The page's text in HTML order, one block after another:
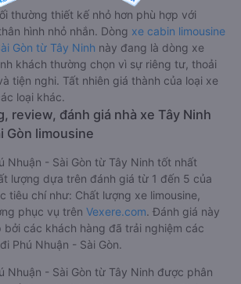
thường thiết kế nhỏ hơn phù hợp với
hình nhỏ nhắn. Dòng xe cabin limousine
Gòn từ Tây Ninh này đang là dòng xe
khách thường chọn vì sự riêng tư, thoải
tiện nghi. Tất nhiên giá thành của loại xe
loại khác.
review, đánh giá nhà xe Tây Ninh
Gòn limousine
Nhuận - Sài Gòn từ Tây Ninh tốt nhất
lượng dựa trên đánh giá từ 1 đến 5 của
tiêu chí như: Chất lượng xe limousine,
phục vụ trên Vexere.com. Đánh giá này
các khách hàng đã trải nghiệm các
Phú Nhuận - Sài Gòn.
Nhuận - Sài Gòn từ Tây Ninh được phân